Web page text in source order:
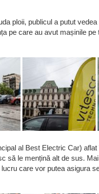
ploii, publicul a putut
pe care au avut mașinile
al Best Electric Car)
să le mențină alt de sus.
care vor putea asigura